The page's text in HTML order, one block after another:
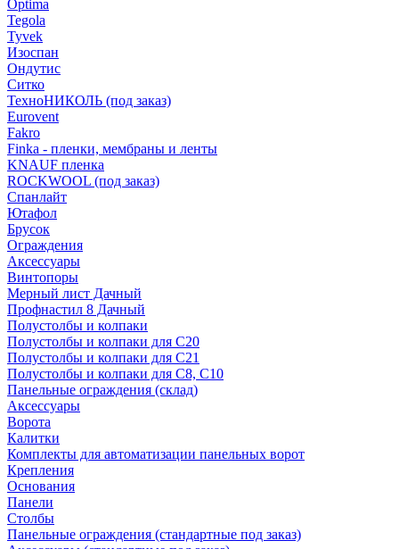
Optima
Tegola
Tyvek
Изоспан
Ондутис
Ситко
ТехноНИКОЛЬ (под заказ)
Eurovent
Fakro
Finka - пленки, мембраны и ленты
KNAUF пленка
ROCKWOOL (под заказ)
Спанлайт
Ютафол
Брусок
Ограждения
Аксессуары
Винтопоры
Мерный лист Дачный
Профнастил 8 Дачный
Полустолбы и колпаки
Полустолбы и колпаки для С20
Полустолбы и колпаки для С21
Полустолбы и колпаки для С8, С10
Панельные ограждения (склад)
Аксессуары
Ворота
Калитки
Комплекты для автоматизации панельных ворот
Крепления
Основания
Панели
Столбы
Панельные ограждения (стандартные под заказ)